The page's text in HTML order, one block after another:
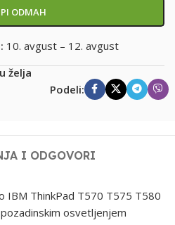
ODMAH
10. avgust – 12. avgust
želja
Podeli:
I ODGOVORI
IBM ThinkPad T570 T575 T580
osvetljenjem